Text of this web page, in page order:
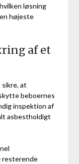
løsning
højeste
af et
at
beboernes
inspektion af
asbestholdigt
resterende